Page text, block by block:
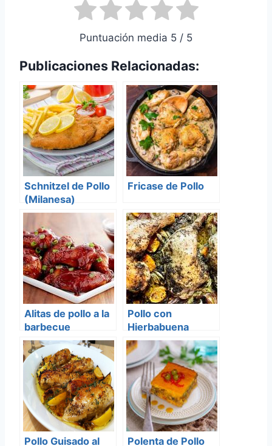
Puntuación media 5 / 5
Publicaciones Relacionadas:
Schnitzel de Pollo
(Milanesa)
Fricase de Pollo
Alitas de pollo a la
barbecue
Pollo con
Hierbabuena
Pollo Guisado al Polenta de Pollo